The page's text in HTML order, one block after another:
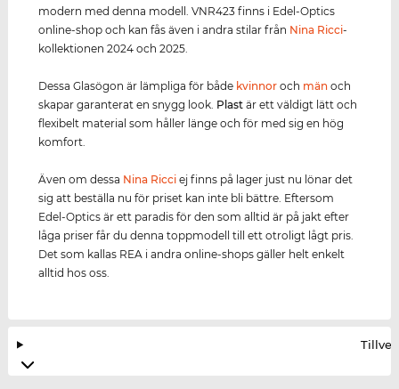
modern med denna modell. VNR423 finns i Edel-Optics
online-shop och kan fås även i andra stilar från Nina Ricci-
kollektionen 2024 och 2025.
Dessa Glasögon är lämpliga för både kvinnor och män och
skapar garanterat en snygg look. Plast är ett väldigt lätt och
flexibelt material som håller länge och för med sig en hög
komfort.
Även om dessa Nina Ricci ej finns på lager just nu lönar det
sig att beställa nu för priset kan inte bli bättre. Eftersom
Edel-Optics är ett paradis för den som alltid är på jakt efter
låga priser får du denna toppmodell till ett otroligt lågt pris.
Det som kallas REA i andra online-shops gäller helt enkelt
alltid hos oss.